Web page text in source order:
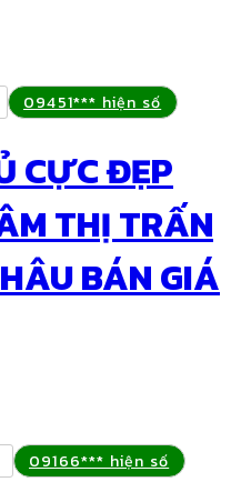
09451*** hiện số
CỰC ĐẸP
THỊ TRẤN
BÁN GIÁ
09166*** hiện số